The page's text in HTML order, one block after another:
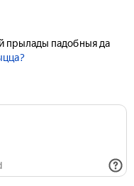
прылады падобныя да